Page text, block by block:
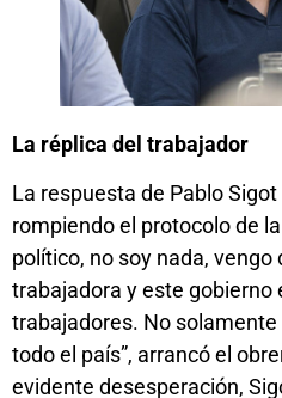
La réplica del trabajador
La respuesta de Pablo
rompiendo el protocolo de
político, no soy nada, vengo
trabajadora y este gobierno
trabajadores. No solamente
todo el país”, arrancó el
evidente desesperación,